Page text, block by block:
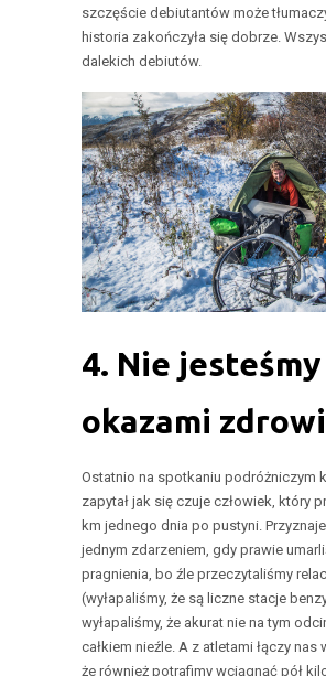
szczęście debiutantów może
historia zakończyła się dobrze.
dalekich debiutów.
4. Nie jesteśmy
okazami
Ostatnio na spotkaniu podróżniczym
zapytał jak się czuje człowiek, który
km jednego dnia po pustyni.
jednym zdarzeniem, gdy prawie
pragnienia, bo źle przeczytaliśmy
(wyłapaliśmy, że są liczne stacje
wyłapaliśmy, że akurat nie na tym
całkiem nieźle. A z atletami łączy nas
że również potrafimy wciągnąć pół